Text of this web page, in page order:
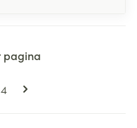
pagina
Pagina
4
pagina